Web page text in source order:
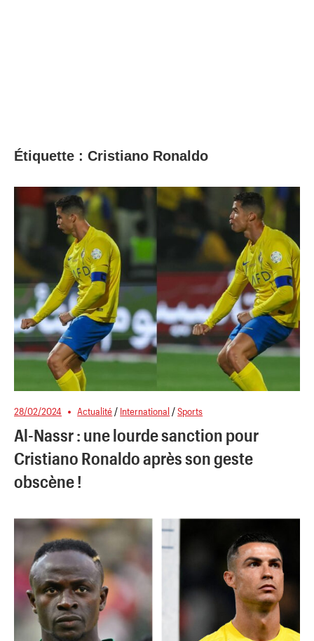
Étiquette : Cristiano Ronaldo
28/02/2024 Actualité / International /Sports
Al-Nassr : une lourde sanction pour
Cristiano Ronaldo après son geste
obscène !